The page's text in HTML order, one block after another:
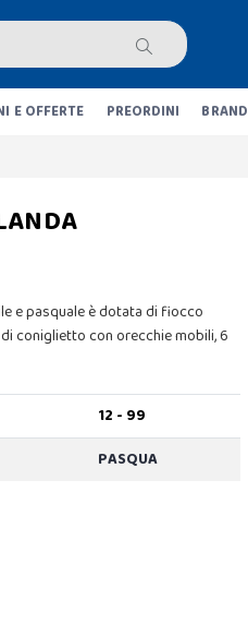
E OFFERTE PREORDINI BRAND
e pasquale è dotata di fiocco
coniglietto con orecchie mobili, 6
12 - 99
PASQUA